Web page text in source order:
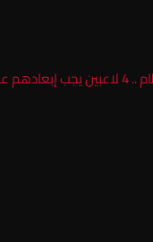
فورًا